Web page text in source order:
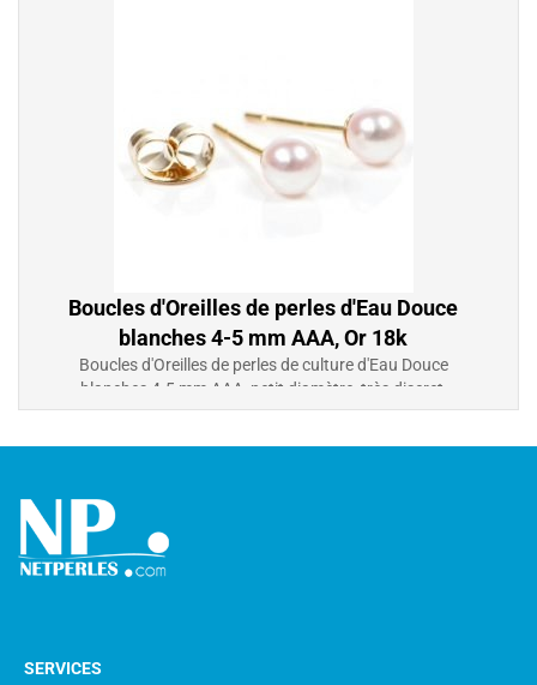
Boucles d'Oreilles de perles de culture d'Eau Douce
blanches 4-5 mm AAA, petit diamètre, très discret,
idéal pour jeune filles, Or 18k
226,00 €
SERVICES